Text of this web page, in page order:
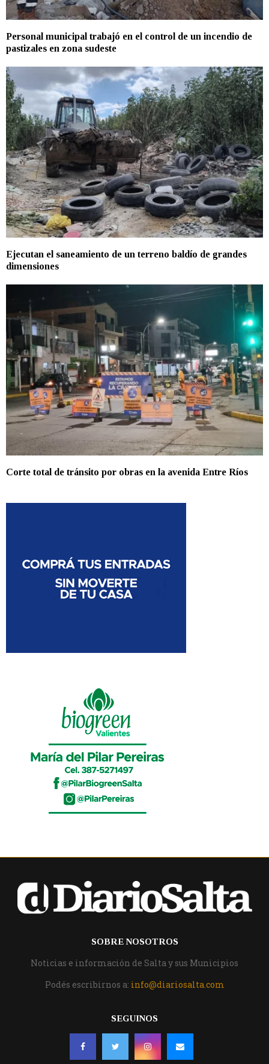
Personal municipal trabajó en el control de un incendio de
pastizales en zona sudeste
Ejecutan el saneamiento de un terreno baldío de grandes
dimensiones
Corte total de tránsito por obras en la avenida Entre Ríos
SOBRE NOSOTROS
Noticias e información de Salta y sus Municipios
Podés escribirnos a: info@diariosalta.com
SEGUINOS